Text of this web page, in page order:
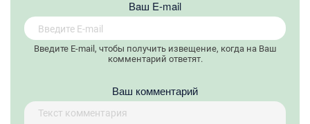
Вaш E-mail
Введите E-mail, чтобы получить извещение, когда на Ваш
комментарий ответят.
Ваш комментарий